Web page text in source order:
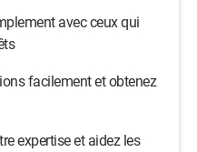
avec ceux qui
facilement et obtenez
expertise et aidez les